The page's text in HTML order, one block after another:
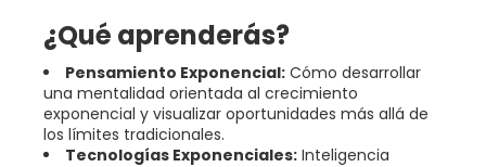
¿Qué aprenderás?
Pensamiento Exponencial: Cómo desarrollar
una mentalidad orientada al crecimiento
exponencial y visualizar oportunidades más allá de
los límites tradicionales.
Tecnologías Exponenciales: Inteligencia